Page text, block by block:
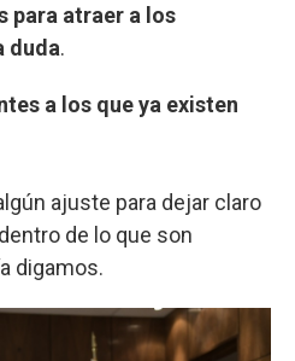
para atraer a los
duda.
a los que ya existen
ajuste para dejar claro
de lo que son
digamos.